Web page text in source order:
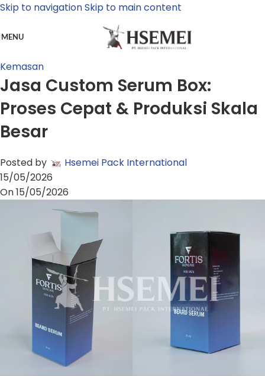
Skip to navigationSkip to main content
MENU
Kemasan
Jasa Custom Serum Box:
Proses Cepat & Produksi Skala
Besar
Posted by
Hsemei Pack International
15/05/2026
On 15/05/2026